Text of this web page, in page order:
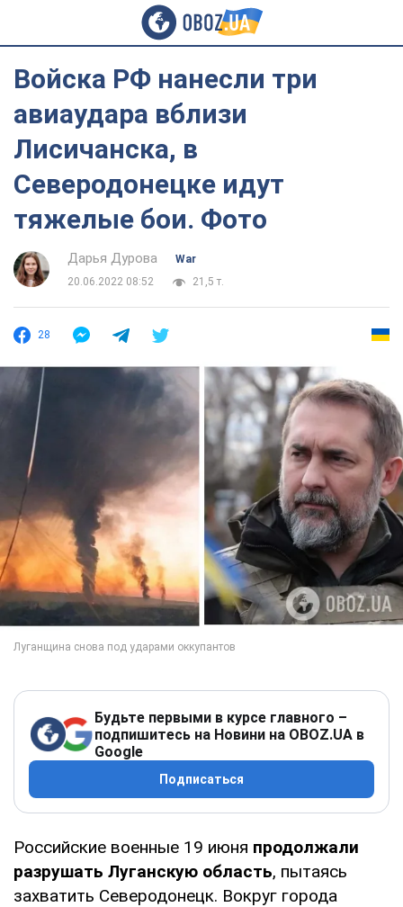
Войска РФ нанесли три
авиаудара вблизи
Лисичанска, в
Северодонецке идут
тяжелые бои. Фото
Дарья Дурова
War
20.06.2022 08:52
21,5 т.
28
Будьте первыми в курсе главного –
подпишитесь на Новини на OBOZ.UA в
Google
Подписаться
Российские военные 19 июня продолжали
разрушать Луганскую область, пытаясь
захватить Северодонецк. Вокруг города